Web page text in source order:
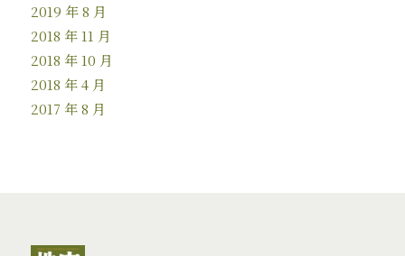
2019 年 8 月
2018 年 11 月
2018 年 10 月
2018 年 4 月
2017 年 8 月